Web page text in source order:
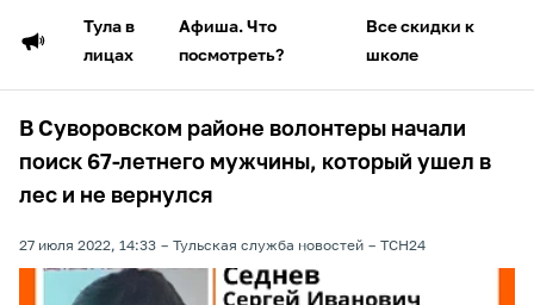
Тула в
лицах
Афиша. Что
посмотреть?
Все скидки к
школе
В Суворовском районе волонтеры начали
поиск 67-летнего мужчины, который ушел в
лес и не вернулся
27 июля 2022, 14:33 Тульская служба новостей ТСН24